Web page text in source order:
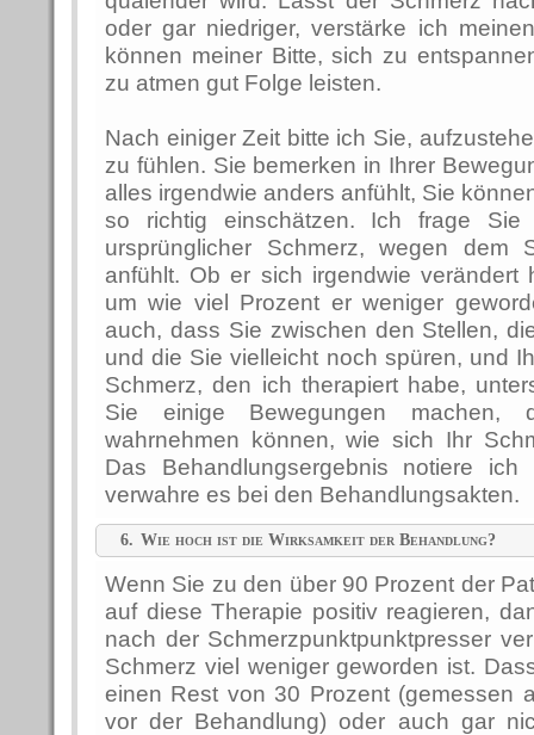
oder gar niedriger, verstärke ich
können meiner Bitte, sich zu
zu atmen gut Folge leisten.
Nach einiger Zeit bitte ich Sie,
zu fühlen. Sie bemerken in Ihrer
alles irgendwie anders anfühlt, Sie
so richtig einschätzen. Ich frage
ursprünglicher Schmerz, wegen dem
anfühlt. Ob er sich irgendwie verändert
um wie viel Prozent er weniger
auch, dass Sie zwischen den Stellen,
und die Sie vielleicht noch spüren, und
Schmerz, den ich therapiert habe,
Sie einige Bewegungen machen,
wahrnehmen können, wie sich Ihr
Das Behandlungsergebnis notiere
verwahre es bei den Behandlungsakten.
6. Wie hoch ist die Wirksamkeit der Behandlung?
Wenn Sie zu den über 90 Prozent der
auf diese Therapie positiv reagieren,
nach der Schmerzpunktpunktpresser
Schmerz viel weniger geworden ist.
einen Rest von 30 Prozent (gemessen
vor der Behandlung) oder auch gar